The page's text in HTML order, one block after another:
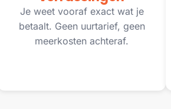
Je weet vooraf exact wat je
betaalt. Geen uurtarief, geen
meerkosten achteraf.